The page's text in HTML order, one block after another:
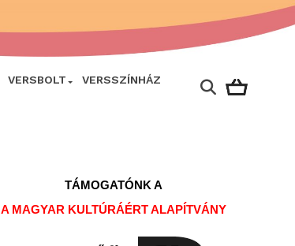
VERSBOLT VERSSZÍNHÁZ
TÁMOGATÓNK A
A MAGYAR KULTÚRÁÉRT ALAPÍTVÁNY